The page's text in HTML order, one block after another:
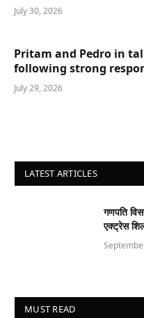
July 30, 2026
Pritam and Pedro in
following strong
July 29, 2026
LATEST ARTICLES
गणपति
एक्ट्रेस
MUST READ